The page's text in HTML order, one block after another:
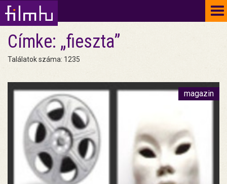
Címke: „fieszta”
Találatok száma: 1235
magazin